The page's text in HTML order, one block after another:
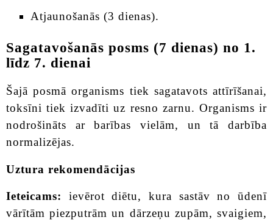
Atjaunošanās (3 dienas).
Sagatavošanās posms (7 dienas) no 1.
līdz 7. dienai
Šajā posmā organisms tiek sagatavots attīrīšanai,
toksīni tiek izvadīti uz resno zarnu. Organisms ir
nodrošināts ar barības vielām, un tā darbība
normalizējas.
Uztura rekomendācijas
Ieteicams: ievērot diētu, kura sastāv no ūdenī
vārītām piezputrām un dārzeņu zupām, svaigiem,